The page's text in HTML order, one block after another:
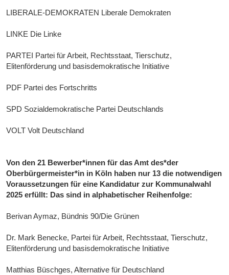
LIBERALE-DEMOKRATEN Liberale Demokraten
LINKE Die Linke
PARTEI Partei für Arbeit, Rechtsstaat, Tierschutz,
Elitenförderung und basisdemokratische Initiative
PDF Partei des Fortschritts
SPD Sozialdemokratische Partei Deutschlands
VOLT Volt Deutschland
Von den 21 Bewerber*innen für das Amt des*der
Oberbürgermeister*in in Köln haben nur 13 die notwendigen
Voraussetzungen für eine Kandidatur zur Kommunalwahl
2025 erfüllt: Das sind in alphabetischer Reihenfolge:
Berivan Aymaz, Bündnis 90/Die Grünen
Dr. Mark Benecke, Partei für Arbeit, Rechtsstaat, Tierschutz,
Elitenförderung und basisdemokratische Initiative
Matthias Büschges, Alternative für Deutschland